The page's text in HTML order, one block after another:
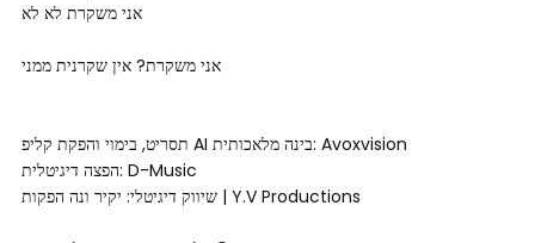
אני משקרת לא לא
אני משקרת? אין שקרנית ממני
תסריט, בימוי והפקת קליפ AI בינה מלאכותית: Avoxvision
הפצה דיגיטלית: D-Music
שיווק דיגיטלי: יקיר ונה הפקות | Y.V Productions